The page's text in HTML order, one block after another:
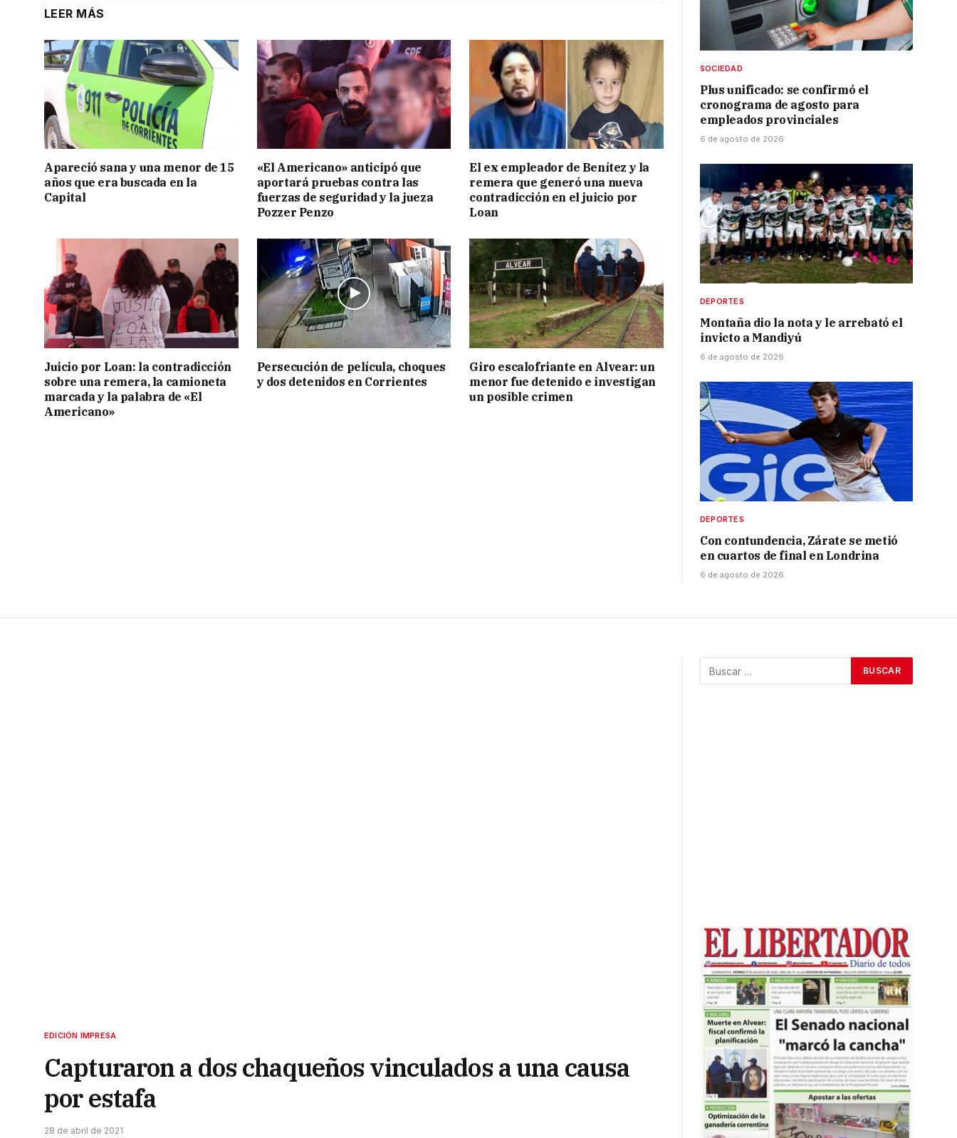
LEER MÁS
Apareció sana y una menor de 15
años que era buscada en la
Capital
«El Americano» anticipó que
aportará pruebas contra las
fuerzas de seguridad y la jueza
Pozzer Penzo
El ex empleador de Benítez y la
remera que generó una nueva
contradicción en el juicio por
Loan
Juicio por Loan: la contradicción
sobre una remera, la camioneta
marcada y la palabra de «El
Americano»
Persecución de película, choques
y dos detenidos en Corrientes
Giro escalofriante en Alvear: un
menor fue detenido e investigan
un posible crimen
SOCIEDAD
Plus unificado: se confirmó el
cronograma de agosto para
empleados provinciales
6 de agosto de 2026
DEPORTES
Montaña dio la nota y le arrebató el
invicto a Mandiyú
6 de agosto de 2026
DEPORTES
Con contundencia, Zárate se metió
en cuartos de final en Londrina
6 de agosto de 2026
EDICIÓN IMPRESA
Capturaron a dos chaqueños vinculados a una causa
por estafa
28 de abril de 2021